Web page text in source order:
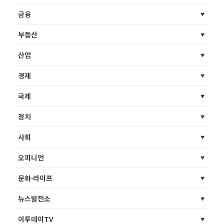
금융
부동산
산업
경제
국제
정치
사회
오피니언
문화·라이프
뉴스발전소
이투데이TV